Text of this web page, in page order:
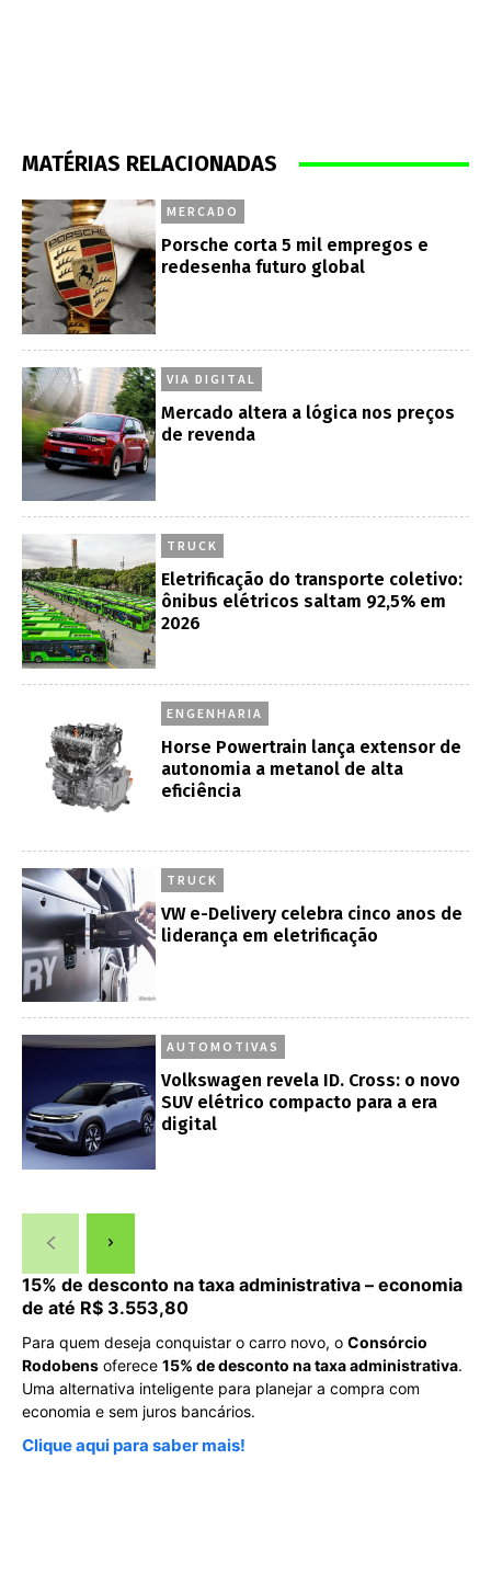
MATÉRIAS RELACIONADAS
MERCADO
Porsche corta 5 mil empregos e
redesenha futuro global
VIA DIGITAL
Mercado altera a lógica nos preços
de revenda
TRUCK
Eletrificação do transporte coletivo:
ônibus elétricos saltam 92,5% em
2026
ENGENHARIA
Horse Powertrain lança extensor de
autonomia a metanol de alta
eficiência
TRUCK
VW e-Delivery celebra cinco anos de
liderança em eletrificação
AUTOMOTIVAS
Volkswagen revela ID. Cross: o novo
SUV elétrico compacto para a era
digital
15% de desconto na taxa administrativa – economia
de até R$ 3.553,80
Para quem deseja conquistar o carro novo, o Consórcio
Rodobens oferece 15% de desconto na taxa administrativa.
Uma alternativa inteligente para planejar a compra com
economia e sem juros bancários.
Clique aqui para saber mais!